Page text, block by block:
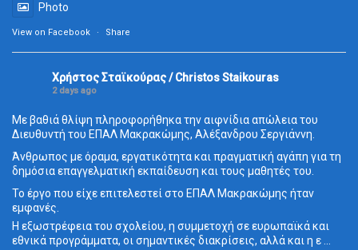
Photo
View on Facebook · Share
Χρήστος Σταϊκούρας / Christos Staikouras
2 days ago
Με βαθιά θλίψη πληροφορήθηκα την αιφνίδια απώλεια του
Διευθυντή του ΕΠΑΛ Μακρακώμης, Αλέξανδρου Σεργιάννη.
Άνθρωπος με όραμα, εργατικότητα και πραγματική αγάπη για τη
δημόσια επαγγελματική εκπαίδευση και τους μαθητές του.
Το έργο που είχε επιτελεστεί στο ΕΠΑΛ Μακρακώμης ήταν
εμφανές.
Η εξωστρέφεια του σχολείου, η συμμετοχή σε ευρωπαϊκά και
εθνικά προγράμματα, οι σημαντικές διακρίσεις, αλλά και η ε...